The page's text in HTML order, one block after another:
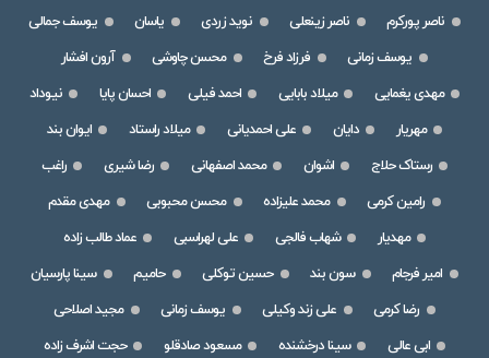
ناصر پورکرم
ناصر زینعلی نوید زردی یاسان
یوسف جمالی
یوسف زمانی
فرزاد فرخ محسن چاوشی
آرون افشار
مهدی یغمایی
میلاد بابایی احمد فیلی احسان پایا
نیوداد
مهریار
دایان علی احمدیانی میلاد راستاد
ایوان بند
رستاک حلاج
اشوان محمد اصفهانی رضا شیری
راغب
رامین کرمی
محمد علیزاده محسن محبوبی
مهدی مقدم
مهدیار
شهاب فالجی علی لهراسبی
عماد طالب زاده
امیر فرجام
سون بند حسین توکلی حامیم
سینا پارسیان
رضا کرمی
علی زند وکیلی یوسف زمانی
مجید اصلاحی
ابی عالی
سینا درخشنده مسعود صادقلو
حجت اشرف زاده